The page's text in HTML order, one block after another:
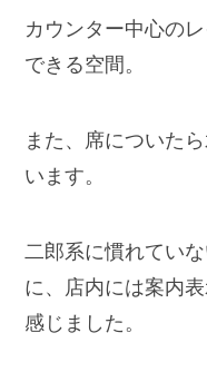
カウンター中心の
できる空間。
また、席についた
います。
二郎系に慣れてい
に、店内には案内
感じました。